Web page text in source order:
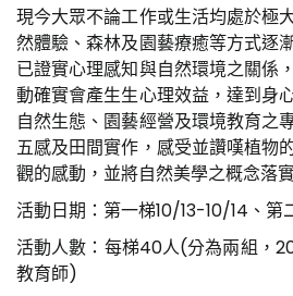
現今大眾不論工作或生活均處於極
然體驗、森林及園藝療癒等方式逐
已證實心理感知與自然環境之關係
動確實會產生生心理效益，達到身
自然生態、園藝經營及環境教育之
五感及田間實作，感受並讚嘆植物
觀的感動，並將自然美學之概念落
活動日期：第一梯10/13-10/14、第
活動人數：每梯40人(分為兩組，
教育師)